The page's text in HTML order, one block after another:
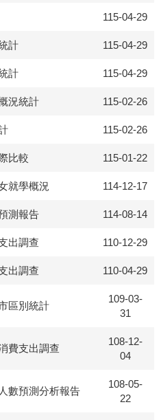
115-04-29
計 115-04-29
計 115-04-29
況統計 115-02-26
115-02-26
比較 115-01-22
就學概況 114-12-17
測報告 114-08-14
出調查 110-12-29
出調查 110-04-29
區別統計
109-03-
31
費支出調查
108-12-
04
數預測分析報告
108-05-
22